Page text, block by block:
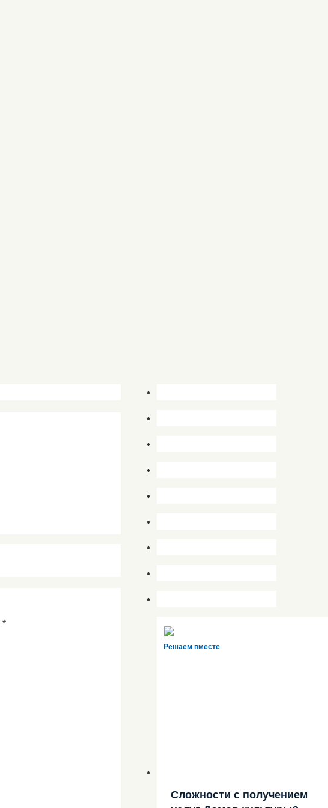
*
Решаем вместе
Сложности с получением